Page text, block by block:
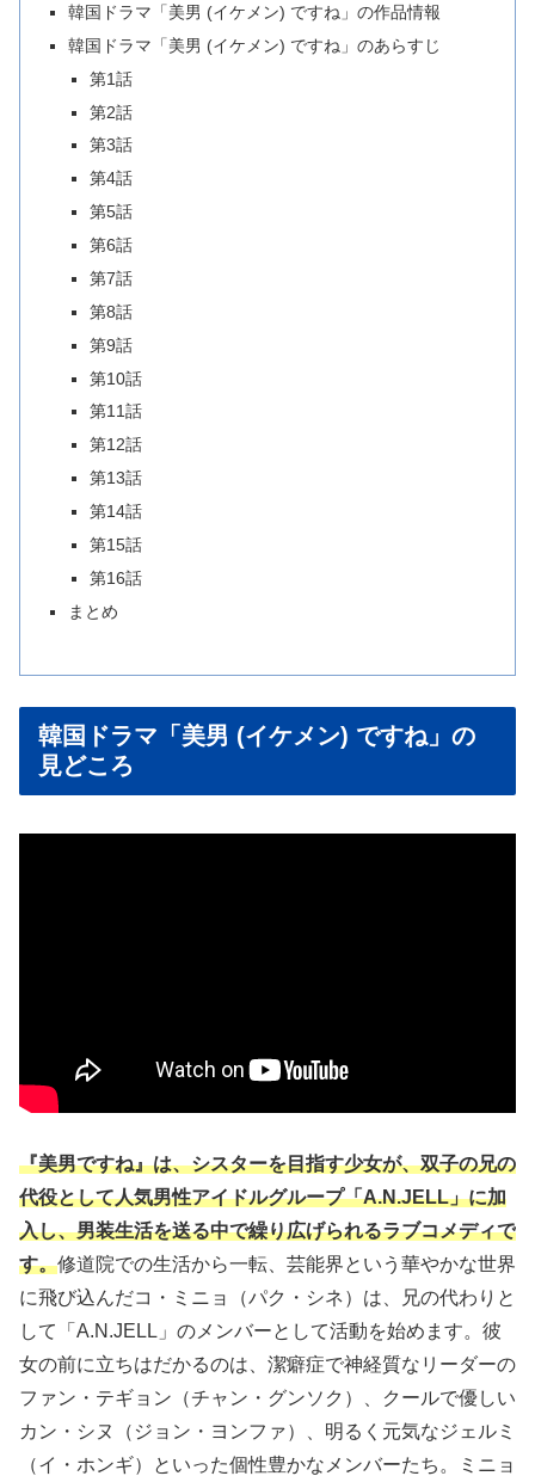
韓国ドラマ「美男 (イケメン) ですね」の作品情報
韓国ドラマ「美男 (イケメン) ですね」のあらすじ
第1話
第2話
第3話
第4話
第5話
第6話
第7話
第8話
第9話
第10話
第11話
第12話
第13話
第14話
第15話
第16話
まとめ
韓国ドラマ「美男 (イケメン) ですね」の
見どころ
『美男ですね』は、シスターを目指す少女が、双子の兄の
代役として人気男性アイドルグループ「A.N.JELL」に加
入し、男装生活を送る中で繰り広げられるラブコメディで
す。修道院での生活から一転、芸能界という華やかな世界
に飛び込んだコ・ミニョ（パク・シネ）は、兄の代わりと
して「A.N.JELL」のメンバーとして活動を始めます。彼
女の前に立ちはだかるのは、潔癖症で神経質なリーダーの
ファン・テギョン（チャン・グンソク）、クールで優しい
カン・シヌ（ジョン・ヨンファ）、明るく元気なジェルミ
（イ・ホンギ）といった個性豊かなメンバーたち。ミニョ